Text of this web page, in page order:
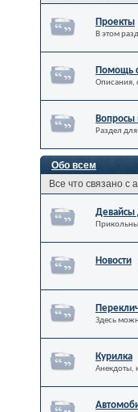
Проекты
В этом
Помощь
Описания,
Вопросы
Раздел
Обо всем
Все что связано с
Девайсы
Новости
Здесь
Курилка
Анекдоты,